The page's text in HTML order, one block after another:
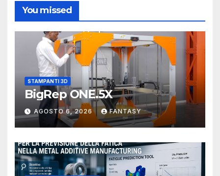
You missed
STAMPANTI 3D
BigRep ONE.5X
AGOSTO 6, 2026 FANTASY